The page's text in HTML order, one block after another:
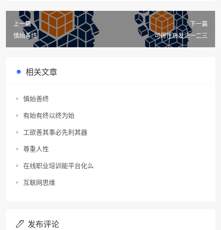
上一篇
慎始善终
下一篇
可得性启发法一二三
相关文章
慎始善终
有始有终以终为始
工欲善其事必先利其器
尊重人性
在线职业培训能平台化么
互联网思维
发布评论